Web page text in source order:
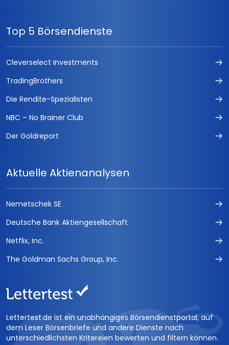
Top 5 Börsendienste
Cleverselect Investments
TradingBrothers
Die Rendite-Spezialisten
NBC – No Brainer Club
Der Goldreport
Aktuelle Aktienanalysen
Nemetschek SE
Deutsche Bank Aktiengesellschaft
Netflix, Inc.
The Goldman Sachs Group, Inc.
Lettertest.de ist ein unabhängiges Börsendienstportal, auf
dem Leser Börsenbriefe und andere Dienste nach
unterschiedlichsten Kritereien bewerten und filtern können.